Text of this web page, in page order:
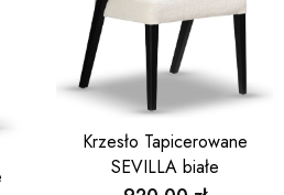
Krzesło Tapicerowane
SEVILLA białe